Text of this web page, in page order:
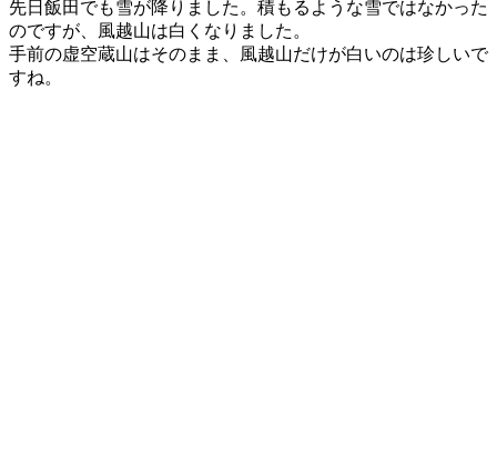
先日飯田でも雪が降りました。積もるような雪ではなかった
のですが、風越山は白くなりました。
手前の虚空蔵山はそのまま、風越山だけが白いのは珍しいで
すね。